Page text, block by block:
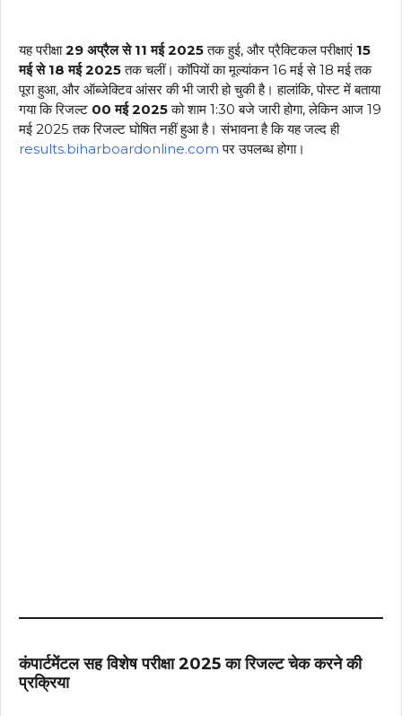
यह परीक्षा29 अप्रैल से 11 मई 2025तक हुई, और प्रैक्टिकल परीक्षाएं 15
मई से 18 मई 2025तक चलीं। कॉपियों का मूल्यांकन 16 मई से 18 मई तक
पूरा हुआ, और ऑब्जेक्टिव आंसर की भी जारी हो चुकी है। हालांकि, पोस्ट में बताया
गया कि रिजल्ट 00 मई 2025को शाम 1:30 बजे जारी होगा, लेकिन आज 19
मई 2025 तक रिजल्ट घोषित नहीं हुआ है। संभावना है कि यह जल्द ही
results.biharboardonline.com पर उपलब्ध होगा।
कंपार्टमेंटल सह विशेष परीक्षा 2025 का रिजल्ट चेक करने की
प्रक्रिया